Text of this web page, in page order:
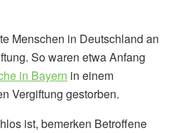
Menschen in Deutschland an
So waren etwa Anfang
in Bayern in einem
Vergiftung gestorben.
ist, bemerken Betroffene